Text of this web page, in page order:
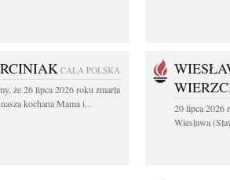
CAŁA POLSKA
że 26 lipca 2026 roku zmarła
kochana Mama i...
20 lipca 2026
Wiesława